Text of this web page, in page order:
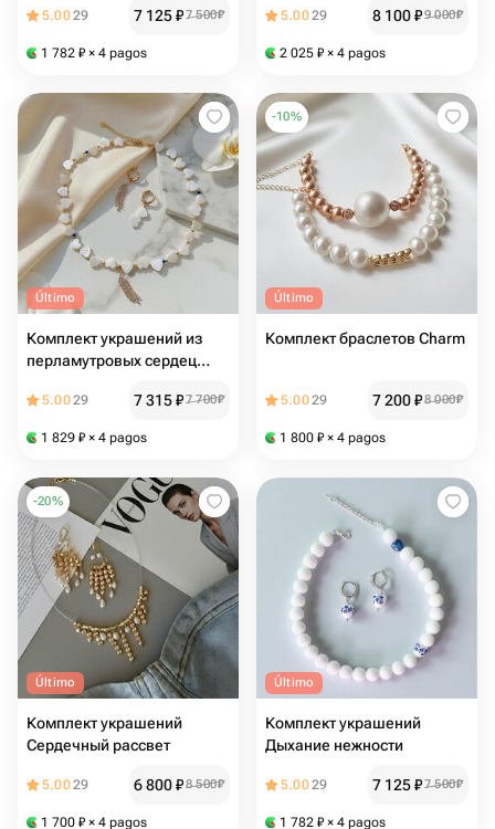
5.0029 7 125₽7 500₽
1 782 ₽ × 4 pagos
5.0029 8 100₽9 000₽
2 025 ₽ × 4 pagos
Último
Комплект украшений из
перламутровых сердец
5.0029 7 315₽7 700₽
1 829 ₽ × 4 pagos
-10%
Último
Комплект браслетов Charm
5.0029 7 200₽8 000₽
1 800 ₽ × 4 pagos
-20%
Último
Комплект украшений
Сердечный рассвет
5.0029 6 800₽8 500₽
1 700 ₽ × 4 pagos
Último
Комплект украшений
Дыхание нежности
5.0029 7 125₽7 500₽
1 782 ₽ × 4 pagos